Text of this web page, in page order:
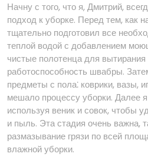
Начну с того, что я, Дмитрий,
подход к уборке. Перед тем, как
тщательно подготовил все
теплой водой с добавлением
чистые полотенца для
работоспособность швабры.
предметы с пола⁚ коврики, вазы,
мешало процессу уборки. Далее
используя веник и совок, чтобы
и пыль. Эта стадия очень важна,
размазывание грязи по всей
влажной уборки.